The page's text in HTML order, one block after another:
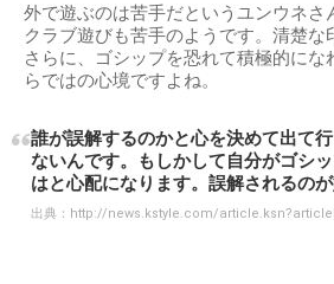
外で遊ぶのは苦手だというユンウネさ
クラブ遊びも苦手のようです。清楚な
さらに、ゴシップを恐れて積極的にな
らではの心境ですよね。
誰が誤解するのかと心を決めて出て
ないんです。もしかして自分がゴシ
はと心配になります。誤解されるのが
出典： http://news.kstyle.com/